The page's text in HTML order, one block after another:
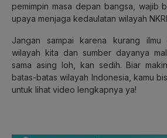
pemimpin masa depan bangsa, wajib
upaya menjaga kedaulatan wilayah
Jangan sampai karena kurang ilmu
wilayah kita dan sumber dayanya
sama asing loh, kan sedih. Biar
batas-batas wilayah Indonesia, kamu
untuk lihat video lengkapnya ya!